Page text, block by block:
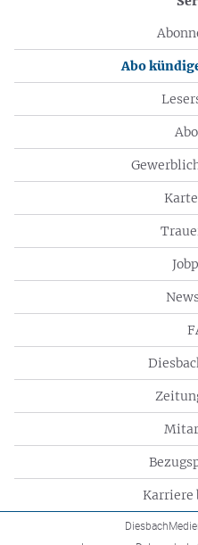
Abo
Karriere